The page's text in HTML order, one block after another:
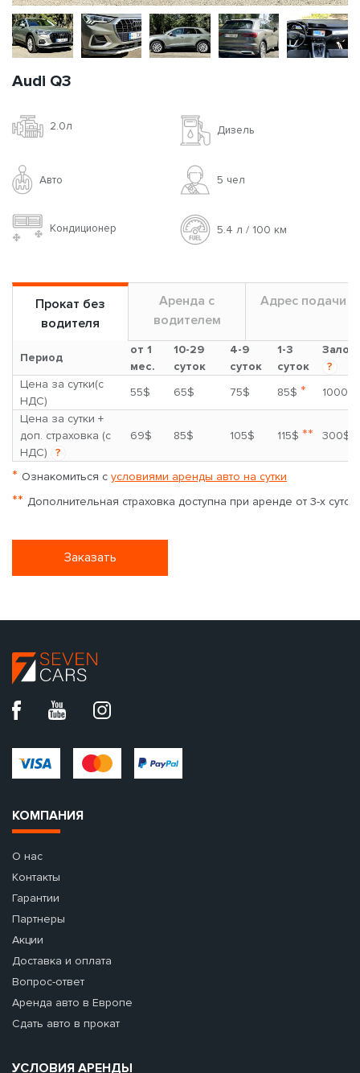
Audi Q3
2.0л Дизель
Авто 5 чел
Кондиционер 5.4 л / 100 км
Прокат без
водителя
Аренда с
водителем
Адрес подачи
Период
от 1
мес.
10-29
суток
4-9
суток
1-3
суток
Залог
?
Цена за сутки(с
НДС)
55$ 65$ 75$ 85$ *
1000$
Цена за сутки +
доп. страховка (с
НДС)
?
69$ 85$ 105$ 115$ ** 300$
* Ознакомиться с условиями аренды авто на сутки
** Дополнительная страховка доступна при аренде от 3-х суток
Заказать
КОМПАНИЯ
О нас
Контакты
Гарантии
Партнеры
Акции
Доставка и оплата
Вопрос-ответ
Аренда авто в Европе
Сдать авто в прокат
УСЛОВИЯ АРЕНДЫ